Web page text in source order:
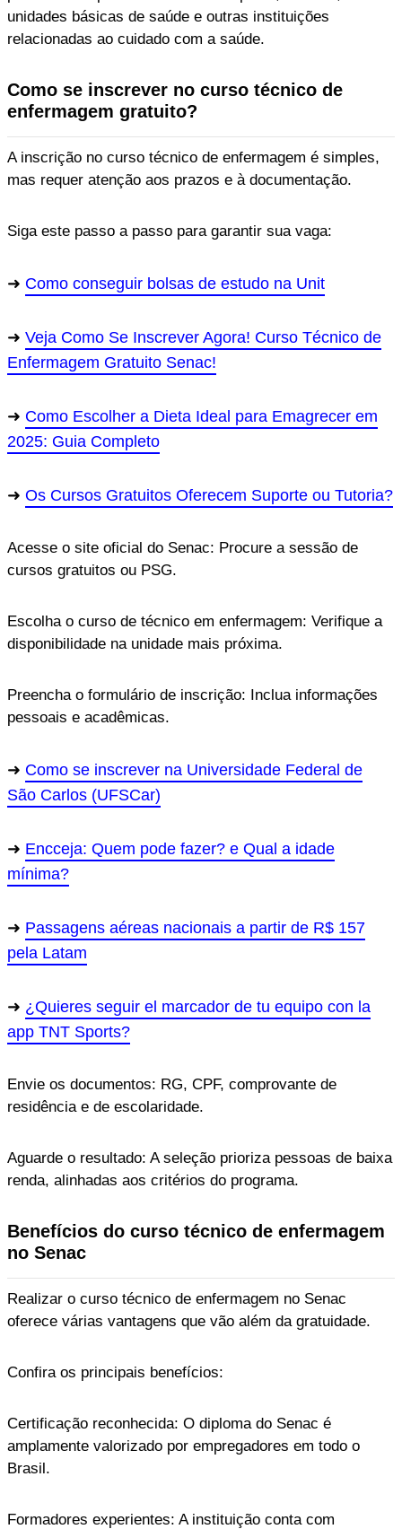
unidades básicas de saúde e outras instituições
relacionadas ao cuidado com a saúde.
Como se inscrever no curso técnico de
enfermagem gratuito?
A inscrição no curso técnico de enfermagem é simples,
mas requer atenção aos prazos e à documentação.
Siga este passo a passo para garantir sua vaga:
Como conseguir bolsas de estudo na Unit
Veja Como Se Inscrever Agora! Curso Técnico de
Enfermagem Gratuito Senac!
Como Escolher a Dieta Ideal para Emagrecer em
2025: Guia Completo
Os Cursos Gratuitos Oferecem Suporte ou Tutoria?
Acesse o site oficial do Senac: Procure a sessão de
cursos gratuitos ou PSG.
Escolha o curso de técnico em enfermagem: Verifique a
disponibilidade na unidade mais próxima.
Preencha o formulário de inscrição: Inclua informações
pessoais e acadêmicas.
Como se inscrever na Universidade Federal de
São Carlos (UFSCar)
Encceja: Quem pode fazer? e Qual a idade
mínima?
Passagens aéreas nacionais a partir de R$ 157
pela Latam
¿Quieres seguir el marcador de tu equipo con la
app TNT Sports?
Envie os documentos: RG, CPF, comprovante de
residência e de escolaridade.
Aguarde o resultado: A seleção prioriza pessoas de baixa
renda, alinhadas aos critérios do programa.
Benefícios do curso técnico de enfermagem
no Senac
Realizar o curso técnico de enfermagem no Senac
oferece várias vantagens que vão além da gratuidade.
Confira os principais benefícios:
Certificação reconhecida: O diploma do Senac é
amplamente valorizado por empregadores em todo o
Brasil.
Formadores experientes: A instituição conta com